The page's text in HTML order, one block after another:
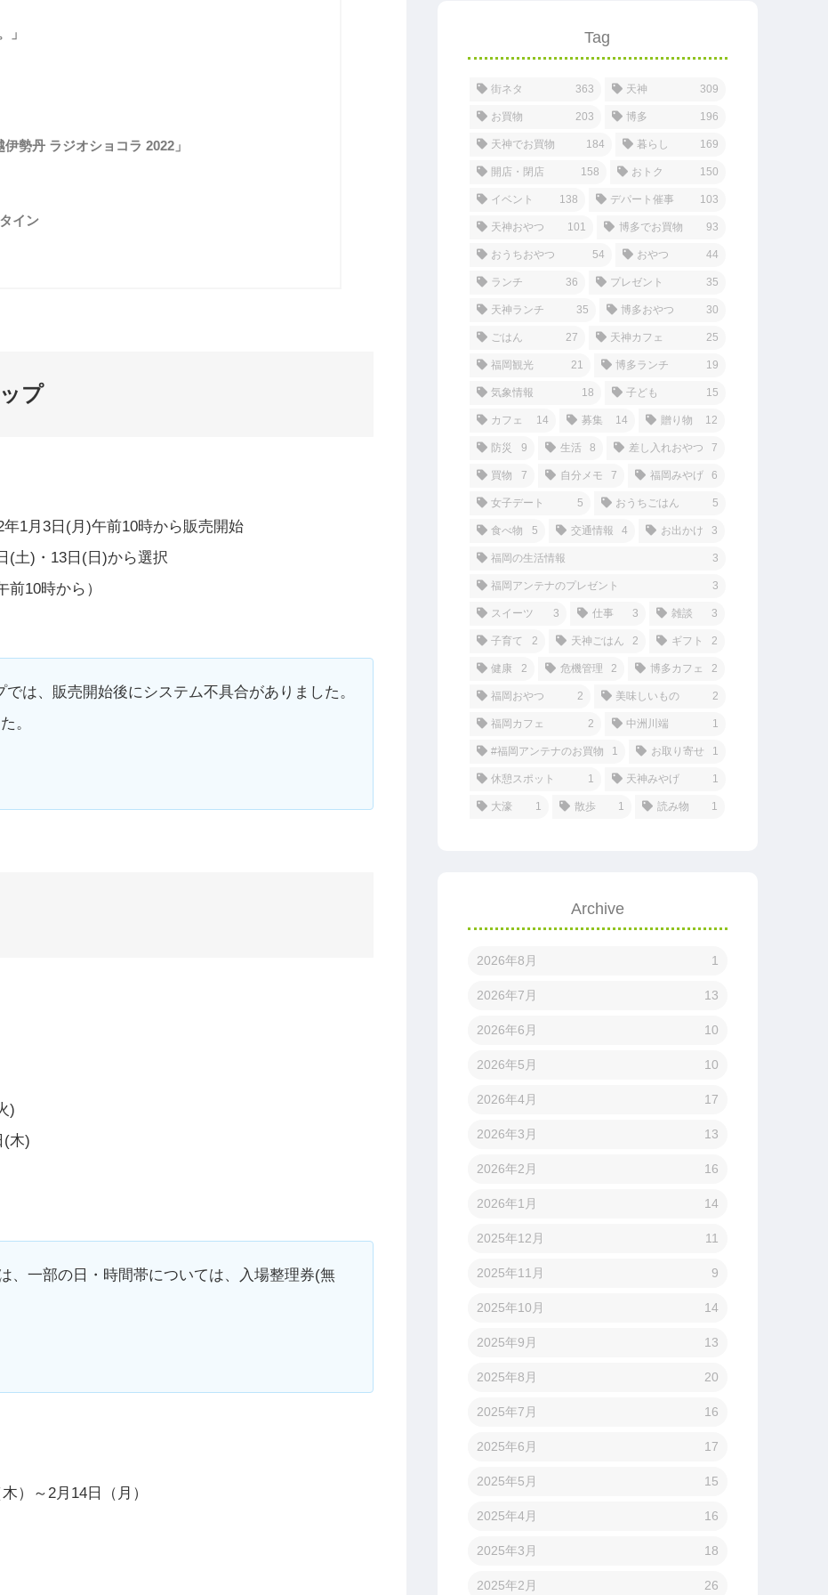
」
勢丹 ラジオショコラ 2022」
イン
プ
1月3日(月)午前10時から販売開始
(土)・13日(日)から選択
前10時から）
では、販売開始後にシステム不具合がありました。
。
)
(木)
、一部の日・時間帯については、入場整理券(無
）～2月14日（月）
Tag
街ネタ 363 天神 309
お買物 203 博多 196
天神でお買物 184 暮らし 169
開店・閉店 158 おトク 150
イベント 138 デパート催事 103
天神おやつ 101 博多でお買物 93
おうちおやつ 54 おやつ 44
ランチ 36 プレゼント 35
天神ランチ 35 博多おやつ 30
ごはん 27 天神カフェ 25
福岡観光 21 博多ランチ 19
気象情報 18 子ども 15
カフェ 14 募集 14 贈り物 12
防災 9 生活 8 差し入れおやつ 7
買物 7 自分メモ 7 福岡みやげ 6
女子デート 5 おうちごはん 5
食べ物 5 交通情報 4 お出かけ 3
福岡の生活情報 3
福岡アンテナのプレゼント 3
スイーツ 3 仕事 3 雑談 3
子育て 2 天神ごはん 2 ギフト 2
健康 2 危機管理 2 博多カフェ 2
福岡おやつ 2 美味しいもの 2
福岡カフェ 2 中洲川端 1
#福岡アンテナのお買物 1 お取り寄せ 1
休憩スポット 1 天神みやげ 1
大濠 1 散歩 1 読み物 1
Archive
2026年8月 1
2026年7月 13
2026年6月 10
2026年5月 10
2026年4月 17
2026年3月 13
2026年2月 16
2026年1月 14
2025年12月 11
2025年11月 9
2025年10月 14
2025年9月 13
2025年8月 20
2025年7月 16
2025年6月 17
2025年5月 15
2025年4月 16
2025年3月 18
2025年2月 26